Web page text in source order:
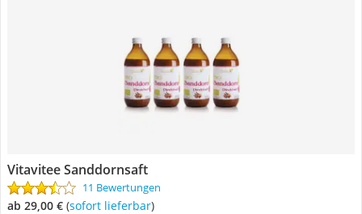
Vitavitee Sanddornsaft
11 Bewertungen
ab 29,00 € ( Sofort lieferbar)